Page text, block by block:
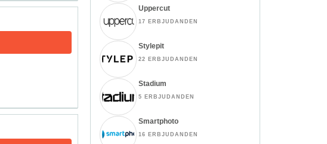
Uppercut
17 ERBJUDANDEN
Stylepit
22 ERBJUDANDEN
Stadium
5 ERBJUDANDEN
Smartphoto
16 ERBJUDANDEN